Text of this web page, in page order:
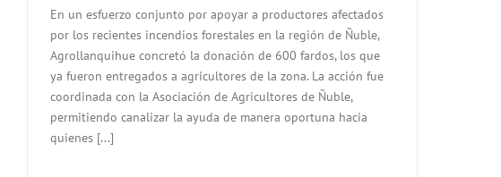
En un esfuerzo conjunto por apoyar a productores afectados
por los recientes incendios forestales en la región de Ñuble,
Agrollanquihue concretó la donación de 600 fardos, los que
ya fueron entregados a agricultores de la zona. La acción fue
coordinada con la Asociación de Agricultores de Ñuble,
permitiendo canalizar la ayuda de manera oportuna hacia
quienes [...]